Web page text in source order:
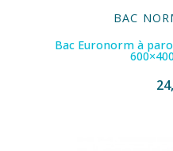
BAC
Bac Euronorm à